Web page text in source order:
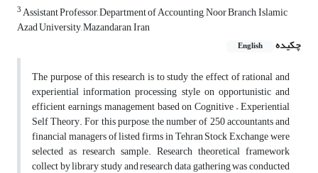
3Assistant Professor, Department of Accounting, Noor Branch, Islamic
Azad University, Mazandaran, Iran
چکیده
English
The purpose of this research is to study the effect of rational and
experiential information processing style on opportunistic and
efficient earnings management based on Cognitive – Experiential
Self Theory. For this purpose, the number of 250 accountants and
financial managers of listed firms in Tehran Stock Exchange were
selected as research sample. Research theoretical framework
collect by library study and research data gathering was conducted